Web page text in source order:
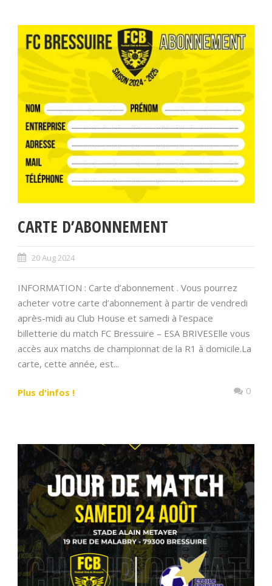
CARTE D’ABONNEMENT
20 Aug 2024
INFORMATION : Carte d’abonnement . Vous pourrez
acheter votre carte d’abonnement à partir de vendredi
après-midi au Club House et samedi à l’espace
billetterie du match FC Bressuire – ESA BRIVESElle vous
accès aux matchs de championnat de la R1 à domicile.La
carte, cette année, est...
Plus d'infos ! 0